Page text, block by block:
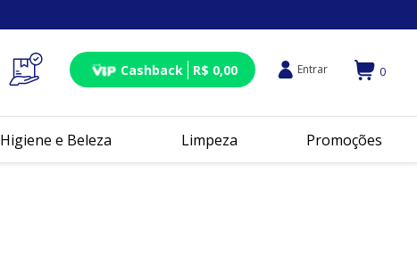
Cashback R$ 0,00 Entrar 0
Higiene e Beleza Limpeza Promoções